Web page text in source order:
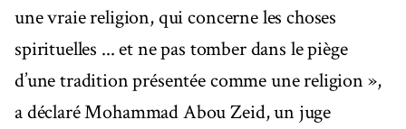
une vraie religion, qui concerne les choses
spirituelles ... et ne pas tomber dans le piège
d’une tradition présentée comme une religion »,
a déclaré Mohammad Abou Zeid, un juge